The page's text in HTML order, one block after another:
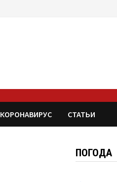
КОРОНАВИРУС СТАТЬИ
ПОГОДА